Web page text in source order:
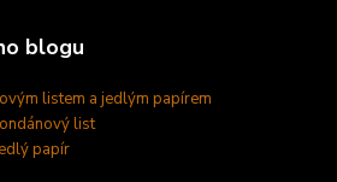
blogu
listem a jedlým papírem
list
papír